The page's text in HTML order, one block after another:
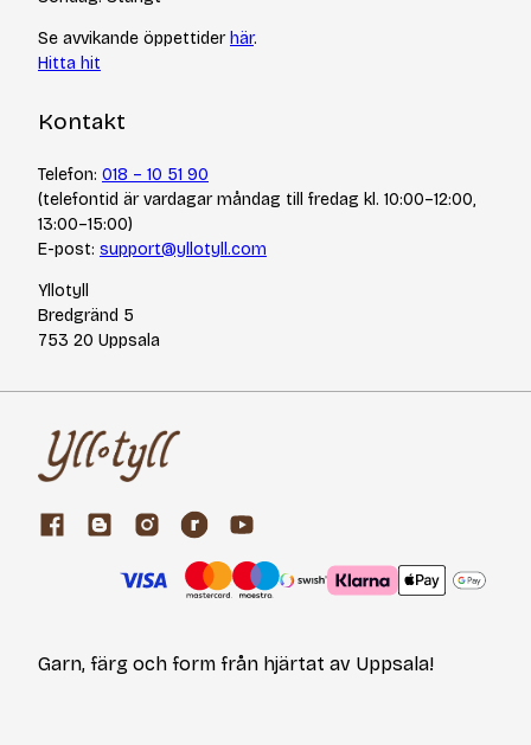
Se avvikande öppettider här.
Hitta hit
Kontakt
Telefon: 018 – 10 51 90
(telefontid är vardagar måndag till fredag kl. 10:00–12:00,
13:00–15:00)
E-post: support@yllotyll.com
Yllotyll
Bredgränd 5
753 20 Uppsala
Garn, färg och form från hjärtat av Uppsala!